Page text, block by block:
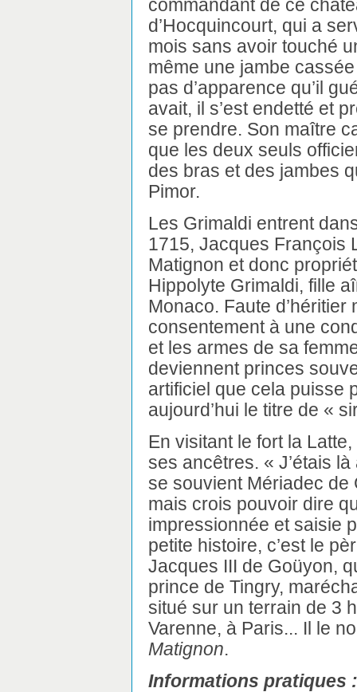
commandant de ce
d’Hocquincourt, qui a
mois sans avoir touché
même une jambe
pas d’apparence qu’il
avait, il s’est endetté et
se prendre. Son maître
que les deux seuls
des bras et des jambes
Pimor.
Les Grimaldi entrent
1715, Jacques François
Matignon et donc
Hippolyte Grimaldi, fille
Monaco. Faute
consentement à une
et les armes de sa
deviennent princes
artificiel que cela puisse
aujourd’hui le titre de «
En visitant le fort la
ses ancêtres. « J’étais
se souvient Mériadec de
mais crois pouvoir dire
impressionnée et saisie
petite histoire, c’est le
Jacques III de Goüyon,
prince de Tingry,
situé sur un terrain de 3
Varenne, à Paris... Il le
Matignon.
Informations pratiques :